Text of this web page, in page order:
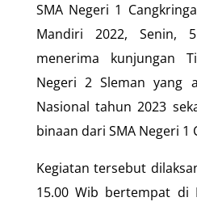
SMA Negeri 1
Mandiri 2022, Senin,
menerima kunjungan
Negeri 2 Sleman yang
Nasional tahun 2023
binaan dari SMA Negeri 1
Kegiatan tersebut
15.00 Wib bertempat di